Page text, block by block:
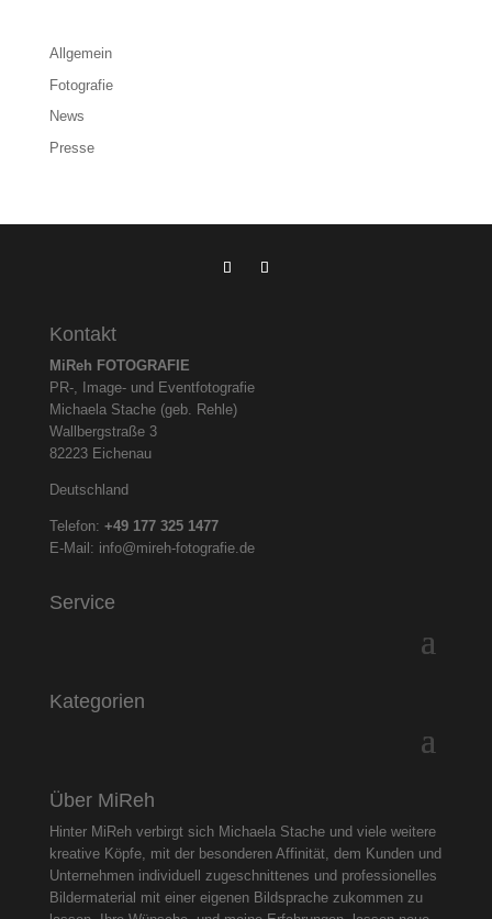
Allgemein
Fotografie
News
Presse
Kontakt
MiReh FOTOGRAFIE
PR-, Image- und Eventfotografie
Michaela Stache (geb. Rehle)
Wallbergstraße 3
82223 Eichenau
Deutschland
Telefon: +49 177 325 1477
E-Mail: info@mireh-fotografie.de
Service
Kategorien
Über MiReh
Hinter MiReh verbirgt sich Michaela Stache und viele weitere
kreative Köpfe, mit der besonderen Affinität, dem Kunden und
Unternehmen individuell zugeschnittenes und professionelles
Bildermaterial mit einer eigenen Bildsprache zukommen zu